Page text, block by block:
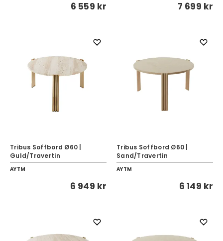
6 559 kr 7 699 kr
Tribus Soffbord Ø60 |
Guld/Travertin
AYTM
6 949 kr
Tribus Soffbord Ø60 |
Sand/Travertin
AYTM
6 149 kr